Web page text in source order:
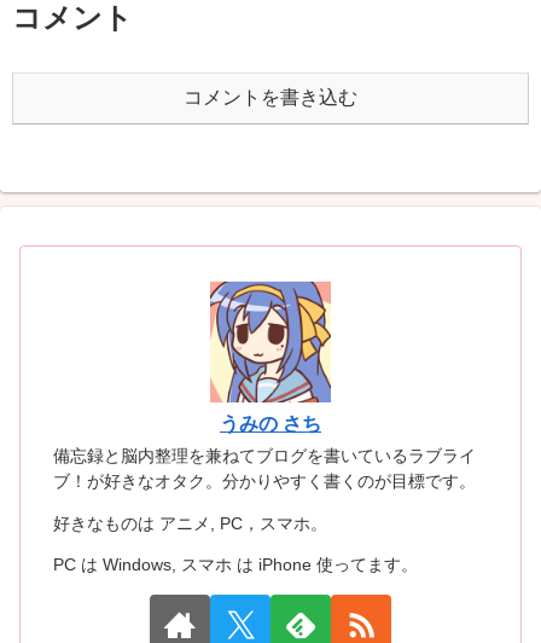
コメント
コメントを書き込む
うみの さち
備忘録と脳内整理を兼ねてブログを書いているラブライ
ブ！が好きなオタク。分かりやすく書くのが目標です。
好きなものは アニメ, PC，スマホ。
PC は Windows, スマホ は iPhone 使ってます。